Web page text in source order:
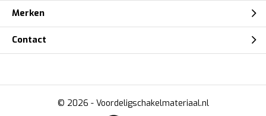
Merken
Contact
© 2026 - Voordeligschakelmateriaal.nl